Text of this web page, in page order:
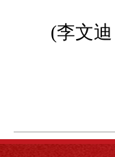
(李文迪